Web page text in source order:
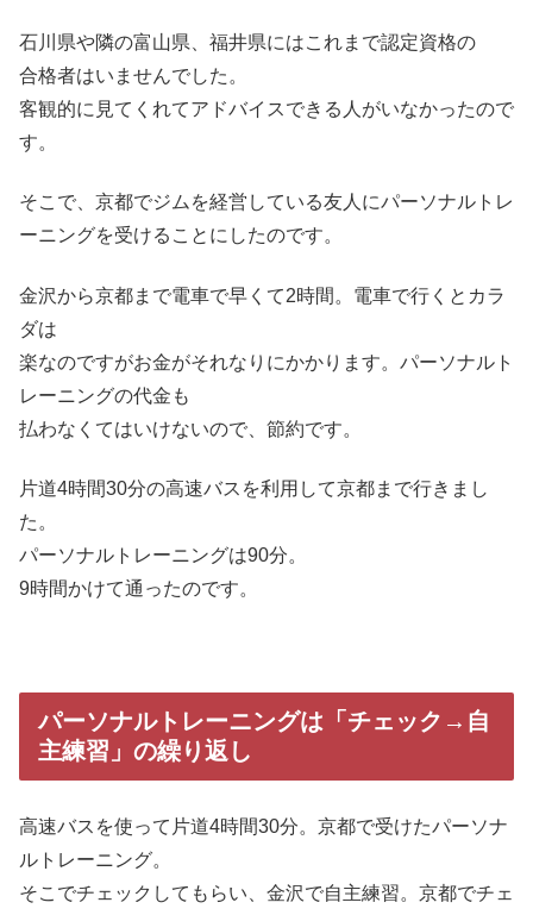
石川県や隣の富山県、福井県にはこれまで認定資格の
合格者はいませんでした。
客観的に見てくれてアドバイスできる人がいなかったので
す。
そこで、京都でジムを経営している友人にパーソナルトレ
ーニングを受けることにしたのです。
金沢から京都まで電車で早くて2時間。電車で行くとカラ
ダは
楽なのですがお金がそれなりにかかります。パーソナルト
レーニングの代金も
払わなくてはいけないので、節約です。
片道4時間30分の高速バスを利用して京都まで行きまし
た。
パーソナルトレーニングは90分。
9時間かけて通ったのです。
パーソナルトレーニングは「チェック→自
主練習」の繰り返し
高速バスを使って片道4時間30分。京都で受けたパーソナ
ルトレーニング。
そこでチェックしてもらい、金沢で自主練習。京都でチェ